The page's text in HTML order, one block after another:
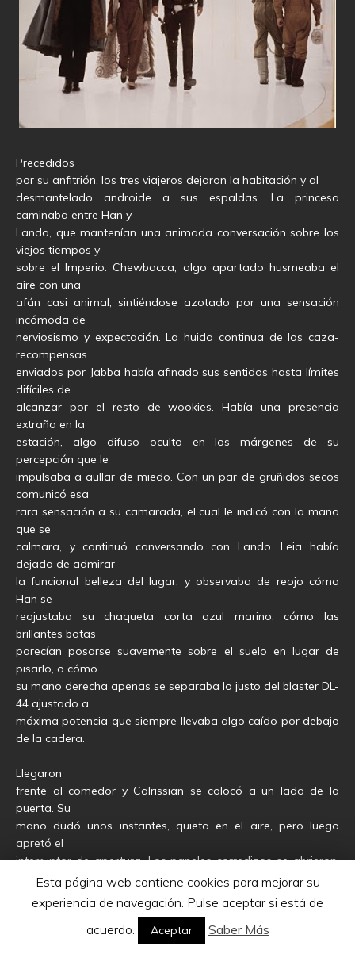
Precedidos
por su anfitrión, los tres viajeros dejaron la habitación y al
desmantelado androide a sus espaldas. La princesa
caminaba entre Han y
Lando, que mantenían una animada conversación sobre los
viejos tiempos y
sobre el Imperio. Chewbacca, algo apartado husmeaba el
aire con una
afán casi animal, sintiéndose azotado por una sensación
incómoda de
nerviosismo y expectación. La huida continua de los caza-
recompensas
enviados por Jabba había afinado sus sentidos hasta límites
difíciles de
alcanzar por el resto de wookies. Había una presencia
extraña en la
estación, algo difuso oculto en los márgenes de su
percepción que le
impulsaba a aullar de miedo. Con un par de gruñidos secos
comunicó esa
rara sensación a su camarada, el cual le indicó con la mano
que se
calmara, y continuó conversando con Lando. Leia había
dejado de admirar
la funcional belleza del lugar, y observaba de reojo cómo
Han se
reajustaba su chaqueta corta azul marino, cómo las
brillantes botas
parecían posarse suavemente sobre el suelo en lugar de
pisarlo, o cómo
su mano derecha apenas se separaba lo justo del blaster DL-
44 ajustado a
máxima potencia que siempre llevaba algo caído por debajo
de la cadera.
Llegaron
frente al comedor y Calrissian se colocó a un lado de la
puerta. Su
mano dudó unos instantes, quieta en el aire, pero luego
apretó el
interruptor de apertura. Los paneles corredizos se abrieron,
dejando ver
el amplio comedor, la larga mesa con todo dispuesto… y una
figura
oscura y alta, de respiración grave y sonora, enfundada en
Esta página web contiene cookies para mejorar su
experiencia de navegación. Pulse aceptar si está de
acuerdo.
Aceptar Saber Más